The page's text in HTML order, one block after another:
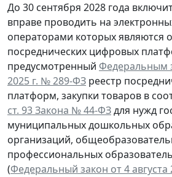
До 30 сентября 2028 года
вправе проводить на
операторами которых являются
посреднических цифровых
предусмотренный Федеральным
2025 г. № 289-ФЗ реестр
платформ, закупки товаров в
ст. 93 Закона № 44-ФЗдля нужд
муниципальных дошкольных
организаций,
профессиональных
(Федеральный закон от 4